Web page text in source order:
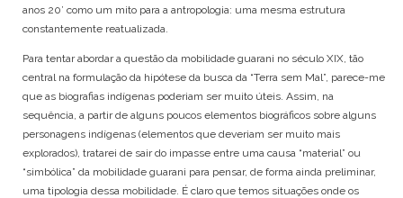
anos 20’ como um mito para a antropologia: uma mesma estrutura
constantemente reatualizada.
Para tentar abordar a questão da mobilidade guarani no século XIX, tão
central na formulação da hipótese da busca da “Terra sem Mal”, parece-me
que as biografias indígenas poderiam ser muito úteis. Assim, na
sequência, a partir de alguns poucos elementos biográficos sobre alguns
personagens indígenas (elementos que deveriam ser muito mais
explorados), tratarei de sair do impasse entre uma causa “material” ou
“simbólica” da mobilidade guarani para pensar, de forma ainda preliminar,
uma tipologia dessa mobilidade. É claro que temos situações onde os